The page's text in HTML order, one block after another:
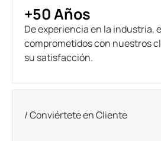
+50 Años
De experiencia en la industria,
comprometidos con nuestros
su satisfacción.
/ Conviértete en Cliente